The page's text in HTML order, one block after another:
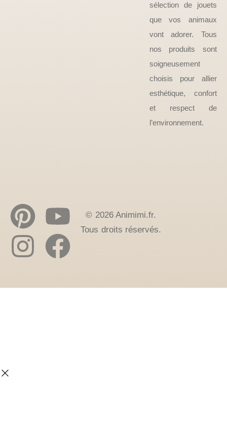
sélection de jouets
que vos animaux
vont adorer. Tous
nos produits sont
soigneusement
choisis pour allier
esthétique, confort
et respect de
l’environnement.
© 2026 Animimi.fr.
Tous droits réservés.